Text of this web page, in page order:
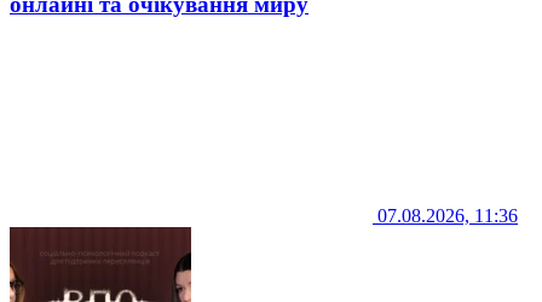
07.08.2026, 11:36